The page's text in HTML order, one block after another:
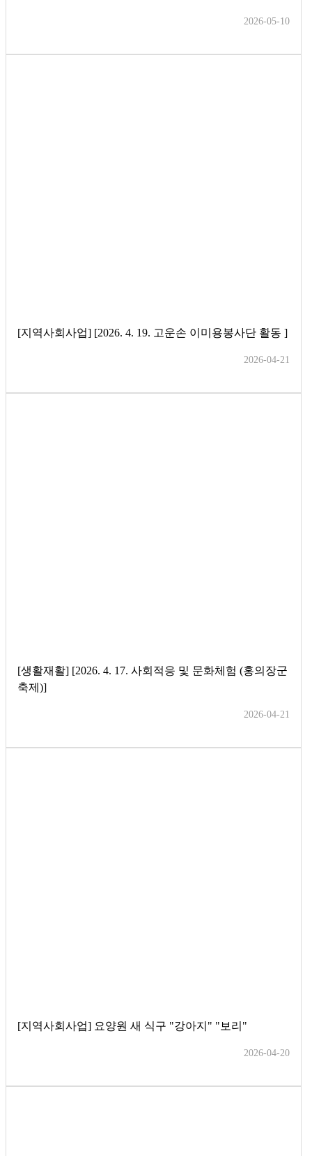
2026-05-10
[지역사회사업] [2026. 4. 19. 고운손 이미용봉사단 활동 ]
2026-04-21
[생활재활] [2026. 4. 17. 사회적응 및 문화체험 (홍의장군
축제)]
2026-04-21
[지역사회사업] 요양원 새 식구 "강아지" "보리"
2026-04-20